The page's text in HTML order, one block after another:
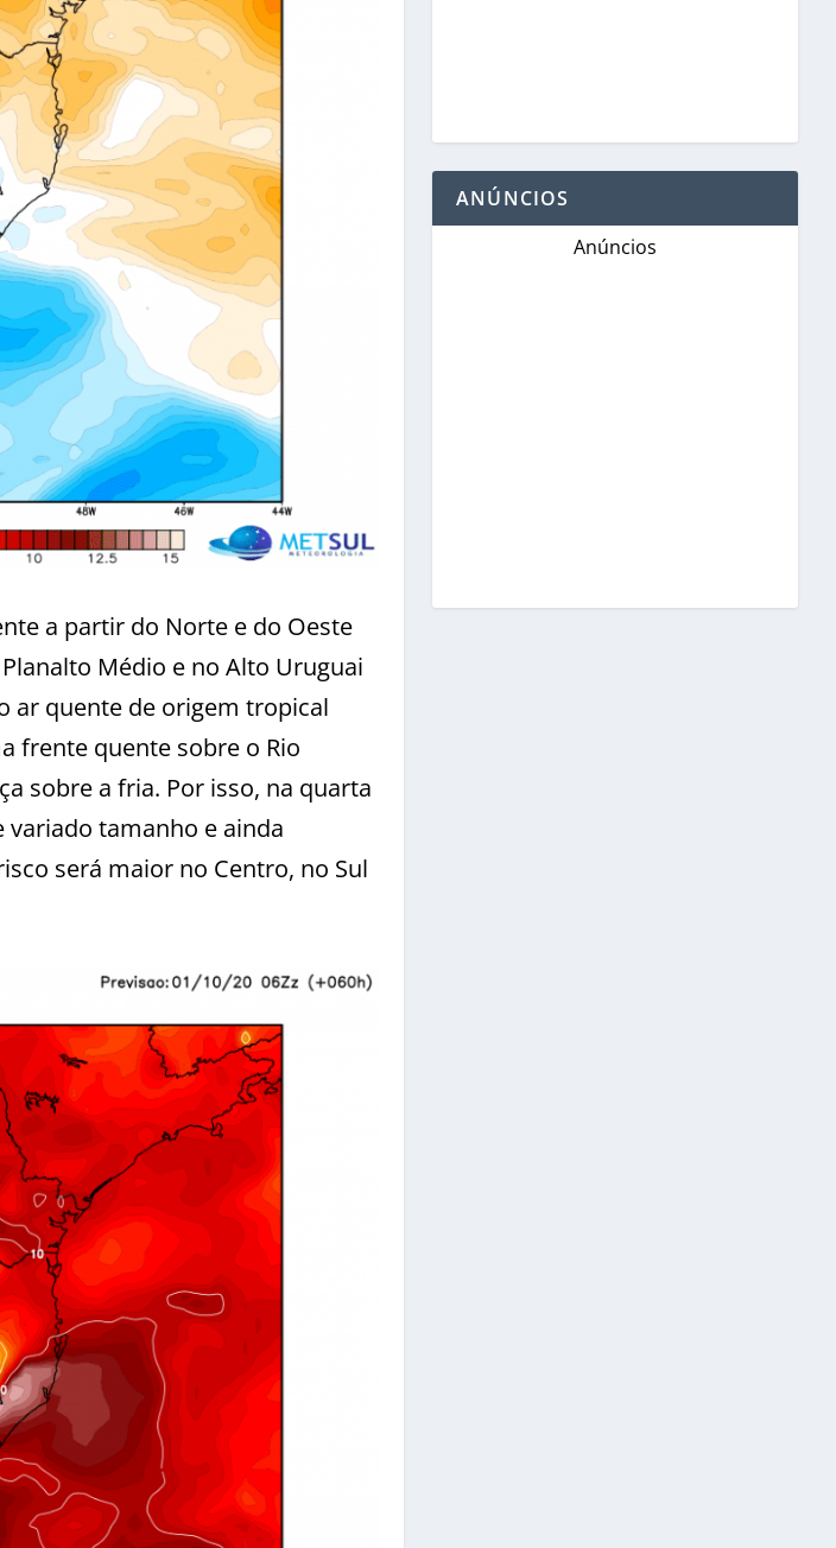
a partir do Norte e do Oeste
Médio e no Alto Uruguai
ar quente de origem tropical
frente quente sobre o Rio
sobre a fria. Por isso, na quarta
tamanho e ainda
será maior no Centro, no Sul
ANÚNCIOS
Anúncios